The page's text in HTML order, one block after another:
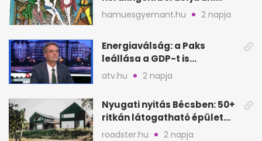
verés, éheztetés
hamuesgyemant.hu 2 napja
Energiaválság: a Paks
leállása a GDP-t is
megütheti, int az
atv.hu 2 napja
Nyugati nyitás Bécsben: 50+
ritkán látogatható épület
nyílik meg
roadster.hu 2 napja